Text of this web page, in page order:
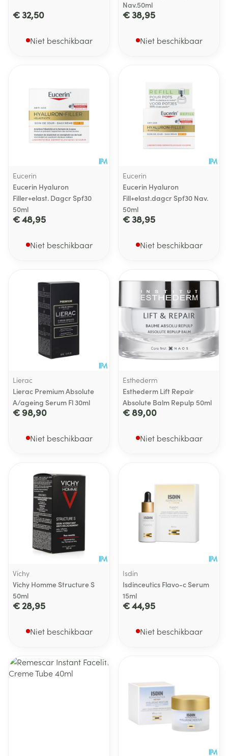
€ 32,50
Niet beschikbaar
Nav.50ml
€ 38,95
Niet beschikbaar
Eucerin
Eucerin Hyaluron
Filler+elast. Dagcr Spf30
50ml
€ 48,95
Niet beschikbaar
Eucerin
Eucerin Hyaluron
Fill+elast.dagcr Spf30 Nav.
50ml
€ 38,95
Niet beschikbaar
Lierac
Lierac Premium Absolute
A/ageing Serum Fl 30ml
€ 98,90
Niet beschikbaar
Esthederm
Esthederm Lift Repair
Absolute Balm Repulp 50ml
€ 89,00
Niet beschikbaar
Vichy
Vichy Homme Structure S
50ml
€ 28,95
Niet beschikbaar
Isdin
Isdinceutics Flavo-c Serum
15ml
€ 44,95
Niet beschikbaar